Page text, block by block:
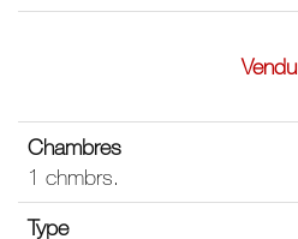
Vendu
1 chmbrs.